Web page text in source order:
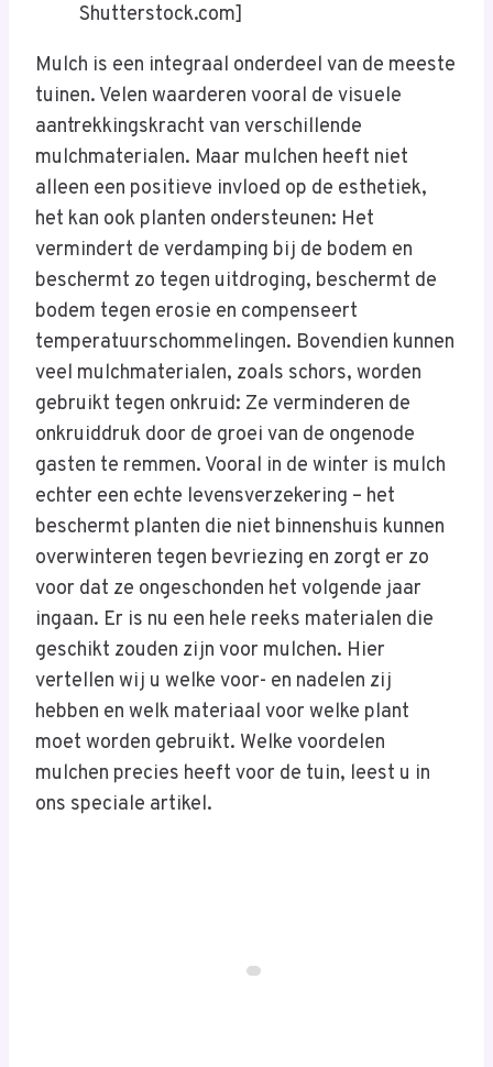
Shutterstock.com]
Mulch is een integraal onderdeel van de meeste
tuinen. Velen waarderen vooral de visuele
aantrekkingskracht van verschillende
mulchmaterialen. Maar mulchen heeft niet
alleen een positieve invloed op de esthetiek,
het kan ook planten ondersteunen: Het
vermindert de verdamping bij de bodem en
beschermt zo tegen uitdroging, beschermt de
bodem tegen erosie en compenseert
temperatuurschommelingen. Bovendien kunnen
veel mulchmaterialen, zoals schors, worden
gebruikt tegen onkruid: Ze verminderen de
onkruiddruk door de groei van de ongenode
gasten te remmen. Vooral in de winter is mulch
echter een echte levensverzekering – het
beschermt planten die niet binnenshuis kunnen
overwinteren tegen bevriezing en zorgt er zo
voor dat ze ongeschonden het volgende jaar
ingaan. Er is nu een hele reeks materialen die
geschikt zouden zijn voor mulchen. Hier
vertellen wij u welke voor- en nadelen zij
hebben en welk materiaal voor welke plant
moet worden gebruikt. Welke voordelen
mulchen precies heeft voor de tuin, leest u in
ons speciale artikel.